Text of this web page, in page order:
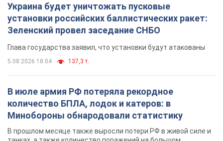
Украина будет уничтожать пусковые
установки российских баллистических ракет:
Зеленский провел заседание СНБО
Глава государства заявил, что установки будут атакованы
5.08.2026 18:04 137,3 т.
В июле армия РФ потеряла рекордное
количество БПЛА, лодок и катеров: в
Минобороны обнародовали статистику
В прошлом месяце также выросли потери РФ в живой силе и